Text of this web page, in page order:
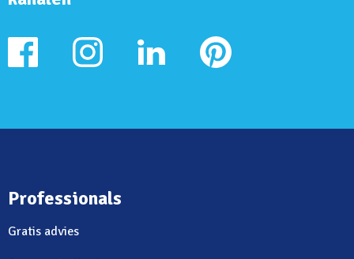
Professionals
Gratis advies